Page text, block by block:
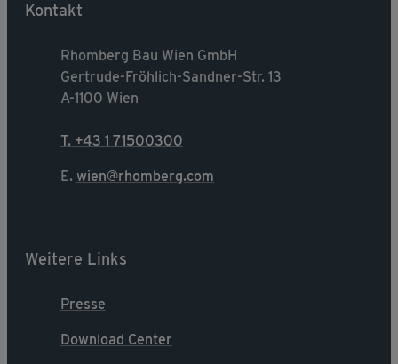
Kontakt
Rhomberg Bau Wien GmbH
Gertrude-Fröhlich-Sandner-Str. 13
A-1100 Wien
T. +43 1 71500300
E. wien@rhomberg.com
Weitere Links
Presse
Download Center